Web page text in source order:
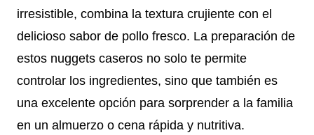
irresistible, combina la textura crujiente con el
delicioso sabor de pollo fresco. La preparación de
estos nuggets caseros no solo te permite
controlar los ingredientes, sino que también es
una excelente opción para sorprender a la familia
en un almuerzo o cena rápida y nutritiva.